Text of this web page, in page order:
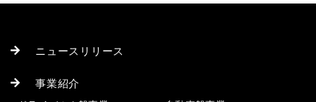
ニュースリリース
事業紹介